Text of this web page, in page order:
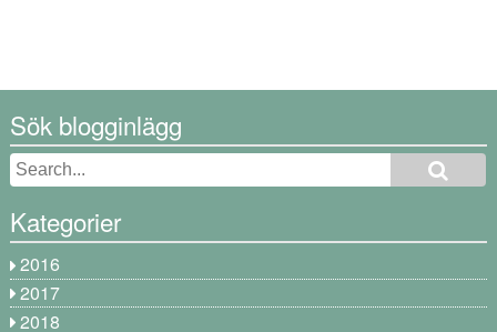
Sök blogginlägg
Kategorier
2016
2017
2018